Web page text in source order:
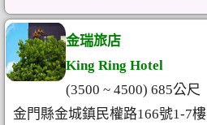
金瑞旅店
King Ring Hotel
(3500 ~ 4500) 685公尺
金門縣金城鎮民權路166號1-7樓